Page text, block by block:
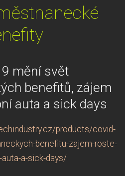
mění svět
benefitů, zájem
auta a sick days
products/covid-
benefitu-zajem-roste-
a-sick-days/